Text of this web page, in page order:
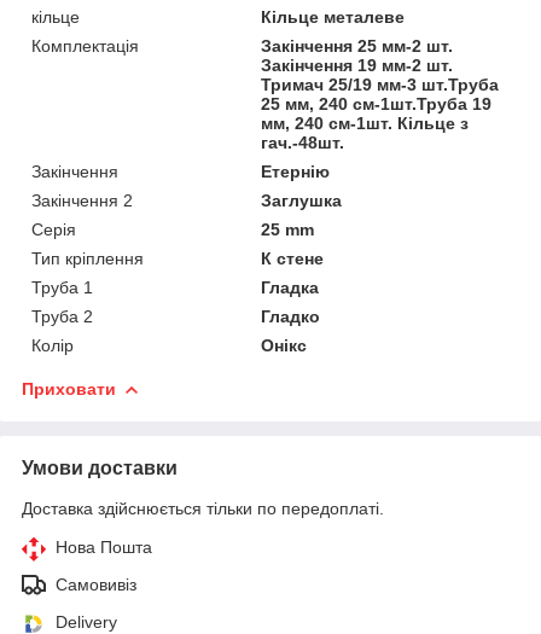
кільце
Кільце металеве
Комплектація
Закінчення 25 мм-2 шт.
Закінчення 19 мм-2 шт.
Тримач 25/19 мм-3 шт.Труба
25 мм, 240 см-1шт.Труба 19
мм, 240 см-1шт. Кільце з
гач.-48шт.
Закінчення
Етернію
Закінчення 2
Заглушка
Серія
25 mm
Тип кріплення
К стене
Труба 1
Гладка
Труба 2
Гладко
Колір
Онікс
Приховати
Умови доставки
Доставка здійснюється тільки по передоплаті.
Нова Пошта
Самовивіз
Delivery